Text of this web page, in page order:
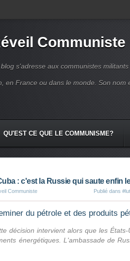
Communiste
s'adresse aux communistes
en France ou dans le monde. Son nom
QU'EST CE QUE LE COMMUNISME?
: c'est la Russie qui saute enfin
Communiste Publié dans
décision intervient alors que les
énergétiques. L'ambassade de